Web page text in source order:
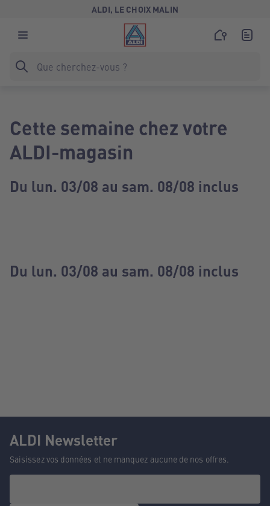
ALDI, LE CHOIX MALIN
Cette semaine chez votre
ALDI-magasin
Du lun. 03/08 au sam. 08/08 inclus
Du lun. 03/08 au sam. 08/08 inclus
ALDI Newsletter
Saisissez vos données et ne manquez aucune de nos offres.